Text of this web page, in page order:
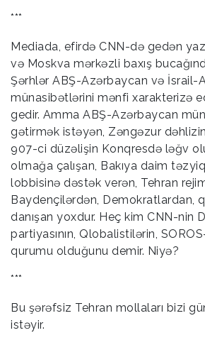
***
Mediada, efirdə CNN-də gedən
və Moskva mərkəzli baxış
Şərhlər ABŞ-Azərbaycan və İsrail-
münasibətlərini mənfi xarakterizə
gedir. Amma ABŞ-Azərbaycan
gətirmək istəyən, Zəngəzur
907-ci düzəlişin Konqresdə ləğv
olmağa çalışan, Bakıya daim
lobbisinə dəstək verən, Tehran
Baydençilərdən, Demokratlardan,
danışan yoxdur. Heç kim CNN-nin
partiyasının, Qlobalistilərin,
qurumu olduğunu demir. Niyə?
***
Bu şərəfsiz Tehran mollaları bizi
istəyir.